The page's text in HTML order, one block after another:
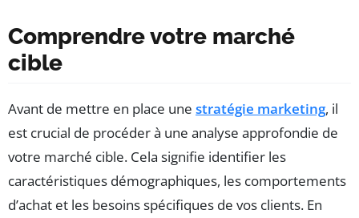
Comprendre votre marché
cible
Avant de mettre en place une stratégie marketing, il
est crucial de procéder à une analyse approfondie de
votre marché cible. Cela signifie identifier les
caractéristiques démographiques, les comportements
d’achat et les besoins spécifiques de vos clients. En